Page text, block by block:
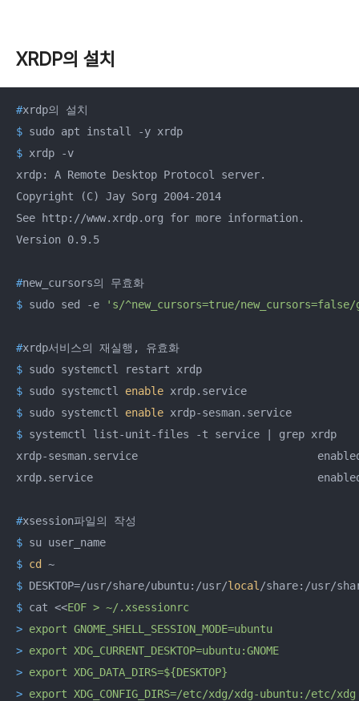
XRDP의 설치
#xrdp의 설치
$ sudo apt install -y xrdp
$ xrdp -v
xrdp: A Remote Desktop Protocol server.
Copyright (C) Jay Sorg 2004-2014
See http://www.xrdp.org for more information.
#new_cursors의 무효화
$ sudo sed -e 's/^new_cursors=true/
#xrdp서비스의 재실행, 유효화
$ sudo systemctl restart xrdp
$ sudo systemctl enable xrdp.service
$ sudo systemctl enable xrdp-sesman.service
$ systemctl list-unit-files -t service | grep xrdp
xrdp-sesman.service
#xsession파일의 작성
$ su user_name
$ cd
~
$ DESKTOP=/usr/share/ubuntu:/usr/local /share:/usr/
$ cat <<EOF > ~/.xsessionrc
> export GNOME_SHELL_SESSION_MODE=ubuntu
> export XDG_CURRENT_DESKTOP=ubuntu:GNOME
> export XDG_DATA_DIRS=${DESKTOP}
> export XDG_CONFIG_DIRS=/etc/xdg/xdg-ubuntu:/etc/xdg